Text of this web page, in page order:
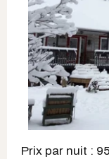
Prix par nuit :